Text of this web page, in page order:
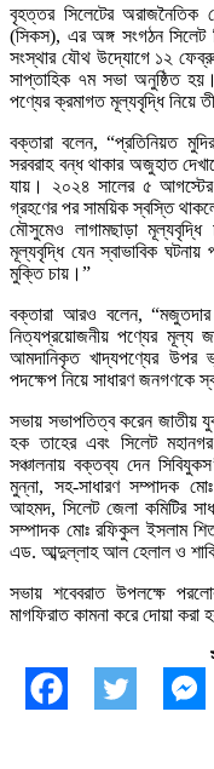
বৃহত্তর সিলেটের অরাজনৈতিক
(সিকস), এর অঙ্গ সংগঠন সিলেট
সংস্থার যৌথ উদ্যোগে ১২
সাপ্তাহিক ৭ম সভা অনুষ্ঠিত
পণ্যের ক্রমাগত মূল্যবৃদ্ধি নিয়ে
বক্তারা বলেন, “প্রতিনিয়ত
সরবরাহ বন্ধ থাকার অজুহাত
যায়। ২০২৪ সালের ৫ আগস্টের
গ্রহণের পর সাময়িক স্বস্তি
মৌসুমেও লাগামছাড়া
মূল্যবৃদ্ধি যেন স্বাভাবিক
মুক্তি চায়।”
বক্তারা আরও বলেন, “মজুতদার
নিত্যপ্রয়োজনীয় পণ্যের মূল্য
আমদানিকৃত খাদ্যপণ্যের উপর
পদক্ষেপ নিয়ে সাধারণ জনগণকে
সভায় সভাপতিত্ব করেন জাতীয়
হক তাহের এবং সিলেট
সঞ্চালনায় বক্তব্য দেন
মুন্না, সহ-সাধারণ সম্পাদক
আহমদ, সিলেট জেলা কমিটির
সম্পাদক মোঃ রফিকুল ইসলাম
এড. আব্দুল্লাহ আল হেলাল ও
সভায় শবেবরাত উপলক্ষে
মাগফিরাত কামনা করে দোয়া করা